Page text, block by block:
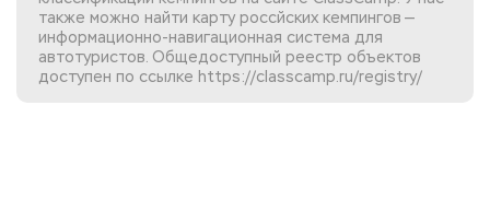
также можно найти карту россйских кемпингов —
информационно-навигационная система для
автотуристов. Общедоступный реестр объектов
доступен по ссылке https://classcamp.ru/registry/